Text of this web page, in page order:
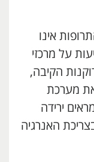
אינו
על מרכזי
הקיבה,
את מערכת
ירידה
ביום בצריכת האנרגיה